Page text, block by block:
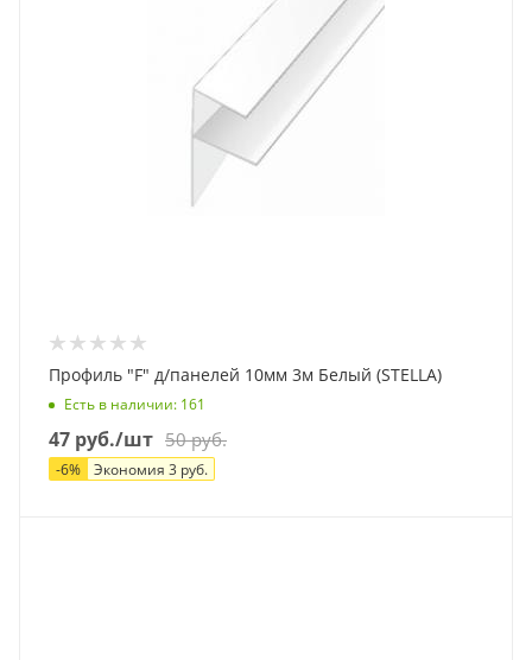
Профиль "F" д/панелей 10мм 3м Белый (STELLA)
Есть в наличии: 161
47 руб./шт 50руб.
-6% Экономия 3 руб.